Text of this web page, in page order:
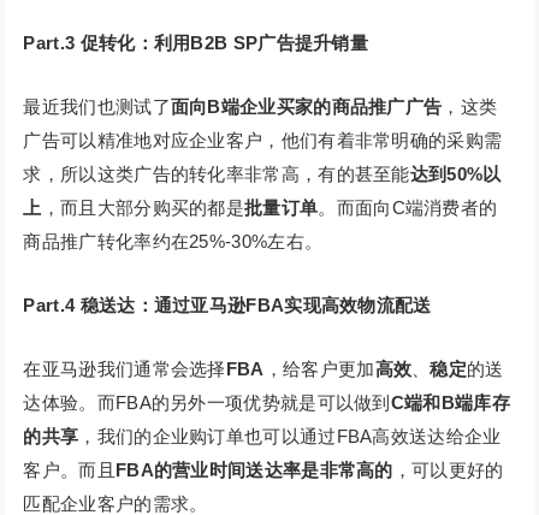
Part.3 促转化：利用B2B SP广告提升销量
最近我们也测试了面向B端企业买家的商品推广广告 ，这类
广告可以精准地对应企业客户，他们有着非常明确的采购需
求，所以这类广告的转化率非常高，有的甚至能达到50%以
上 ，而且大部分购买的都是批量订单。而面向C端消费者的
商品推广转化率约在25%-30%左右。
Part.4 稳送达：通过亚马逊FBA实现高效物流配送
在亚马逊我们通常会选择FBA ，给客户更加高效 、稳定的送
达体验。而FBA的另外一项优势就是可以做到 C端和B端库存
的共享 ，我们的企业购订单也可以通过FBA高效送达给企业
客户。而且 FBA的营业时间送达率是非常高的 ，可以更好的
匹配企业客户的需求。